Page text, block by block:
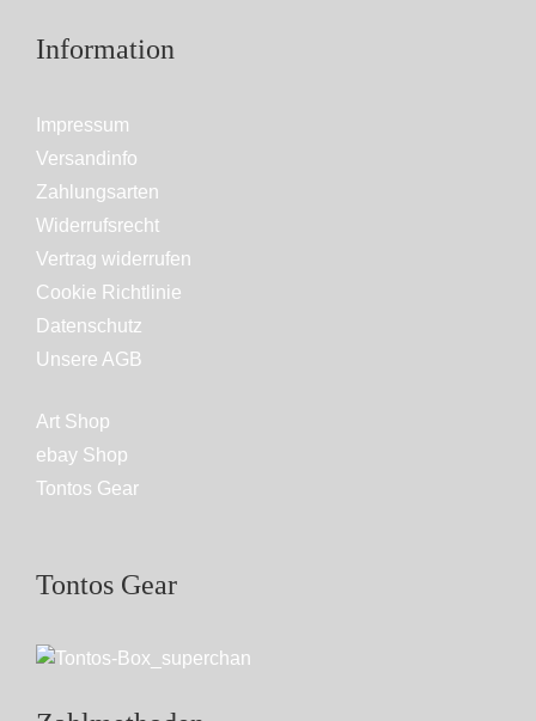
Information
Impressum
Versandinfo
Zahlungsarten
Widerrufsrecht
Vertrag widerrufen
Cookie Richtlinie
Datenschutz
Unsere AGB
Art Shop
ebay Shop
Tontos Gear
Tontos Gear